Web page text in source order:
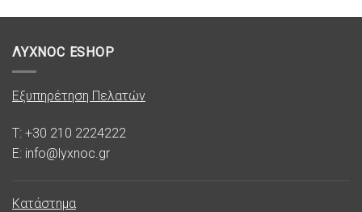
ΛΥΧΝΟC ESHOP
Εξυπηρέτηση Πελατών
T: +30 210 2224222
E: info@lyxnoc.gr
Κατάστημα